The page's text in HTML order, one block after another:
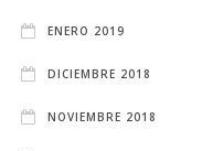
ENERO 2019
DICIEMBRE 2018
NOVIEMBRE 2018